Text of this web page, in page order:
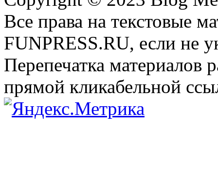
Все права на текстовые
FUNPRESS.RU, если не
Перепечатка материалов
прямой кликабельной